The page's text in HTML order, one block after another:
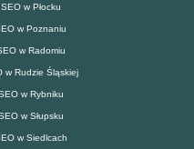
w Płocku
w Poznaniu
w Radomiu
w Rudzie Śląskiej
w Rybniku
w Słupsku
w Siedlcach